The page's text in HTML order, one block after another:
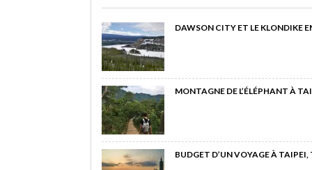
DAWSON CITY ET LE KLONDIKE
MONTAGNE DE L’ÉLÉPHANT À
BUDGET D’UN VOYAGE À